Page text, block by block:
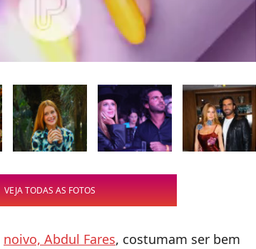
VEJA TODAS AS FOTOS
noivo, Abdul Fares, costumam ser bem